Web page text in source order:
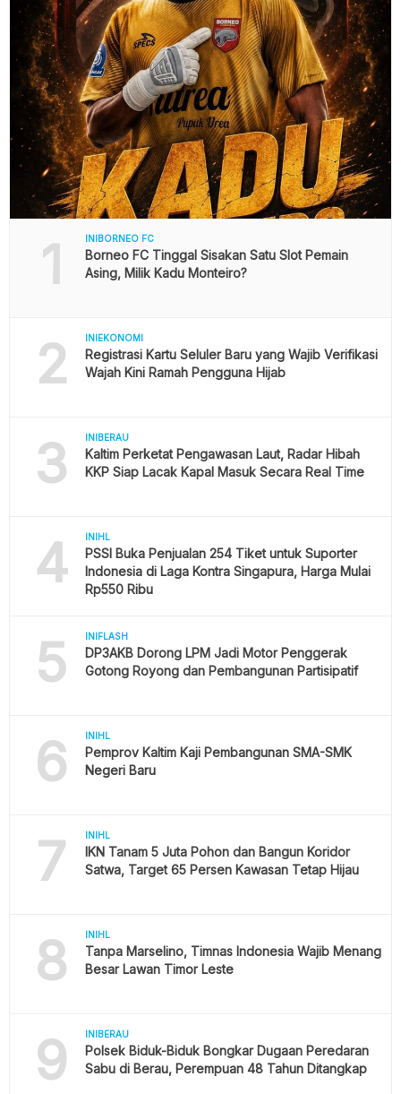
1 INIBORNEO FC
Borneo FC Tinggal Sisakan Satu Slot Pemain
Asing, Milik Kadu Monteiro?
2 INIEKONOMI
Registrasi Kartu Seluler Baru yang Wajib Verifikasi
Wajah Kini Ramah Pengguna Hijab
3 INIBERAU
Kaltim Perketat Pengawasan Laut, Radar Hibah
KKP Siap Lacak Kapal Masuk Secara Real Time
4 INIHL
PSSI Buka Penjualan 254 Tiket untuk Suporter
Indonesia di Laga Kontra Singapura, Harga Mulai
Rp550 Ribu
5 INIFLASH
DP3AKB Dorong LPM Jadi Motor Penggerak
Gotong Royong dan Pembangunan Partisipatif
6 INIHL
Pemprov Kaltim Kaji Pembangunan SMA-SMK
Negeri Baru
7 INIHL
IKN Tanam 5 Juta Pohon dan Bangun Koridor
Satwa, Target 65 Persen Kawasan Tetap Hijau
8 INIHL
Tanpa Marselino, Timnas Indonesia Wajib Menang
Besar Lawan Timor Leste
9 INIBERAU
Polsek Biduk-Biduk Bongkar Dugaan Peredaran
Sabu di Berau, Perempuan 48 Tahun Ditangkap